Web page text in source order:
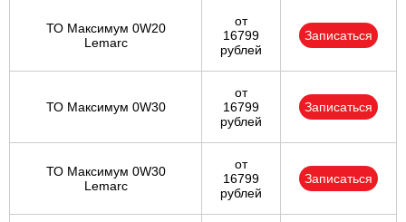
ТО Максимум 0W20
Lemarc
от
16799
рублей
Записаться
ТО Максимум 0W30
от
16799
рублей
Записаться
ТО Максимум 0W30
Lemarc
от
16799
рублей
Записаться